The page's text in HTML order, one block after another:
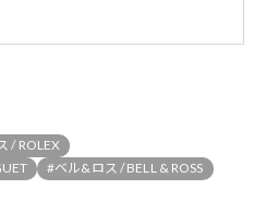
/ ROLEX
#ベル&ロス / BELL & ROSS